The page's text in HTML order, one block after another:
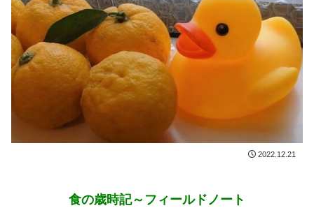
2022.12.21
食の歳時記～フィールドノート